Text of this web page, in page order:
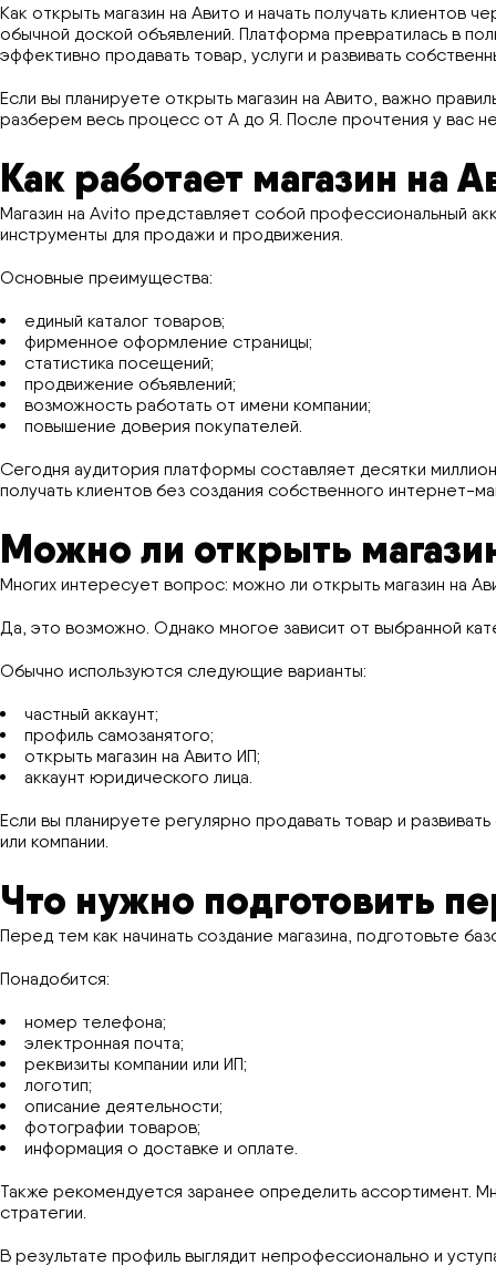
Как открыть магазин на Авито и начать получать
обычной доской объявлений. Платформа превратилась в
эффективно продавать товар, услуги и развивать
Если вы планируете открыть магазин на Авито, важно
разберем весь процесс от А до Я. После прочтения у вас
Как работает магазин на
Магазин на Avito представляет собой профессиональный
инструменты для продажи и продвижения.
Основные преимущества:
единый каталог товаров;
фирменное оформление страницы;
статистика посещений;
продвижение объявлений;
возможность работать от имени компании;
повышение доверия покупателей.
Сегодня аудитория платформы составляет десятки
получать клиентов без создания собственного интернет-
Можно ли открыть
Многих интересует вопрос: можно ли открыть магазин на
Да, это возможно. Однако многое зависит от выбранной
Обычно используются следующие варианты:
частный аккаунт;
профиль самозанятого;
открыть магазин на Авито ИП;
аккаунт юридического лица.
Если вы планируете регулярно продавать товар и
или компании.
Что нужно подготовить
Перед тем как начинать создание магазина, подготовьте
Понадобится:
номер телефона;
электронная почта;
реквизиты компании или ИП;
логотип;
описание деятельности;
фотографии товаров;
информация о доставке и оплате.
Также рекомендуется заранее определить ассортимент.
стратегии.
В результате профиль выглядит непрофессионально и